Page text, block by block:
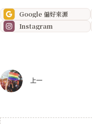
Google 偏好來源
Instagram
上一